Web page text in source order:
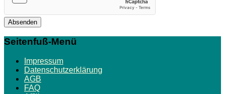
Absenden
Seitenfuß-Menü
Impressum
Datenschutzerklärung
AGB
FAQ